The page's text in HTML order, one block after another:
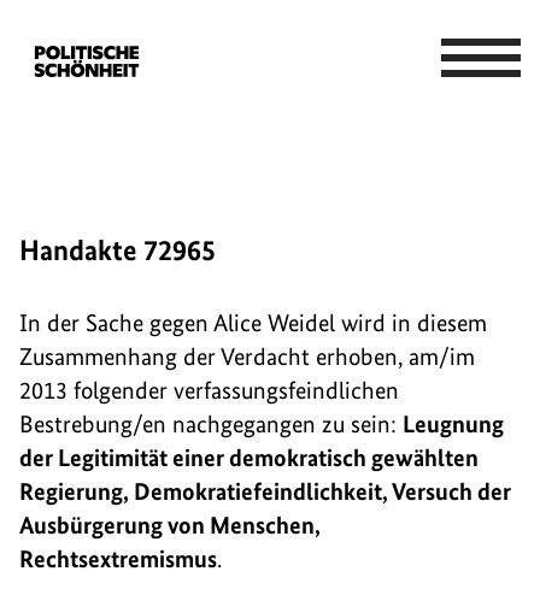
Handakte 72965
In der Sache gegen Alice Weidel wird in diesem
Zusammenhang der Verdacht erhoben, am/im
2013 folgender verfassungsfeindlichen
Bestrebung/en nachgegangen zu sein: Leugnung
der Legitimität einer demokratisch gewählten
Regierung, Demokratiefeindlichkeit, Versuch der
Ausbürgerung von Menschen,
Rechtsextremismus.